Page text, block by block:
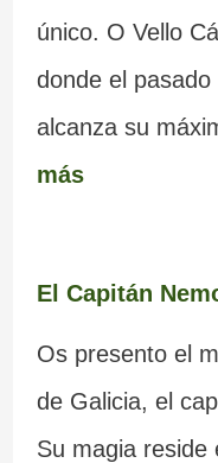
único. O Vello
donde el
alcanza su
más
El Capitán
Os presento el
de Galicia, el
Su magia reside